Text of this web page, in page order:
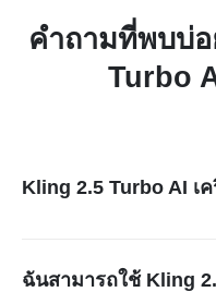
คำถามที่พบบ่
Turbo
Kling 2.5 Turbo AI เ
ฉันสามารถใช้ Kling